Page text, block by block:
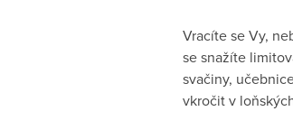
Vracíte se Vy,
se snažíte
svačiny,
vkročit v